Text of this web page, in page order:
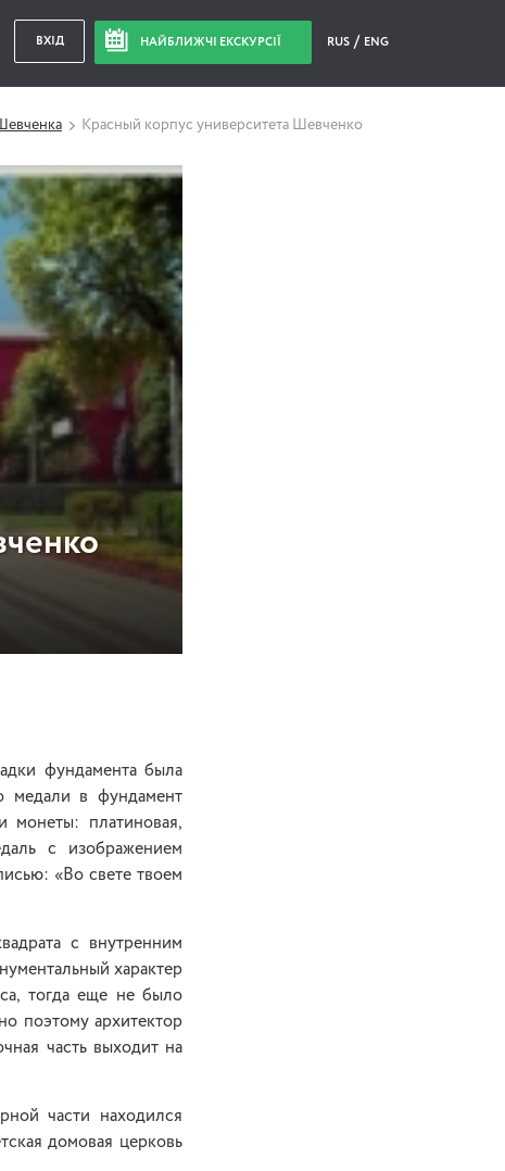
ВХІД НАЙБЛИЖЧІ ЕКСКУРСІЇ RUS ENG
Красный корпус университета Шевченко
фундамента была
медали в фундамент
монеты: платиновая,
с изображением
«Во свете твоем
с внутренним
характер
тогда еще не было
поэтому архитектор
часть выходит на
части находился
домовая церковь